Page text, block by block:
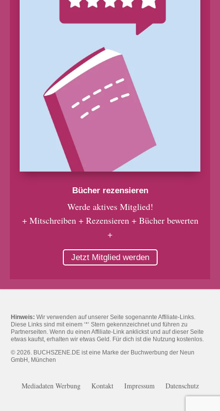
Bücher rezensieren
Werde aktives Mitglied!
+ Mitschreiben + Rezensieren + Bücher bewerten
+
Jetzt Mitglied werden
Hinweis: Wir verwenden auf unserer Seite sogenannte Affiliate-Links.
Diese Links sind mit einem ‘*‘ Stern gekennzeichnet und führen zu
Partnerseiten. Wenn du einen Affiliate-Link anklickst und auf dieser Seite
etwas kaufst, erhalten wir etwas Geld. Für dich ist die Nutzung kostenlos.
© 2026. BUCHSZENE.DE ist eine Marke der Buchwerbung der Neun
GmbH, München
Mediadaten Werbung Kontakt Impressum Datenschutz